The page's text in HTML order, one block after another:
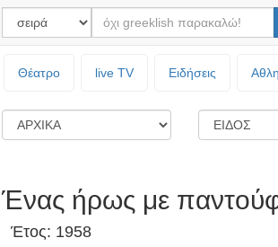
Θέατρο live TV Ειδήσεις
Ένας ήρως με
Έτος: 1958